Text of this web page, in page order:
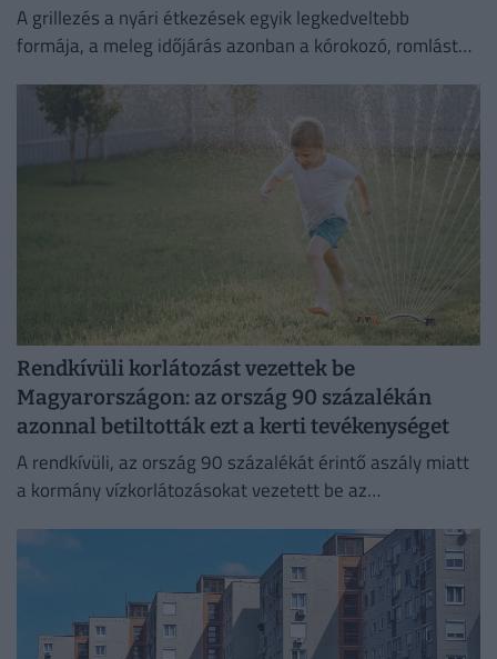
A grillezés a nyári étkezések egyik legkedveltebb
formája, a meleg időjárás azonban a kórokozó, romlást
Rendkívüli korlátozást vezettek be
Magyarországon: az ország 90 százalékán
azonnal betiltották ezt a kerti tevékenységet
A rendkívüli, az ország 90 százalékát érintő aszály miatt
a kormány vízkorlátozásokat vezetett be az
biztosítása érdekében.